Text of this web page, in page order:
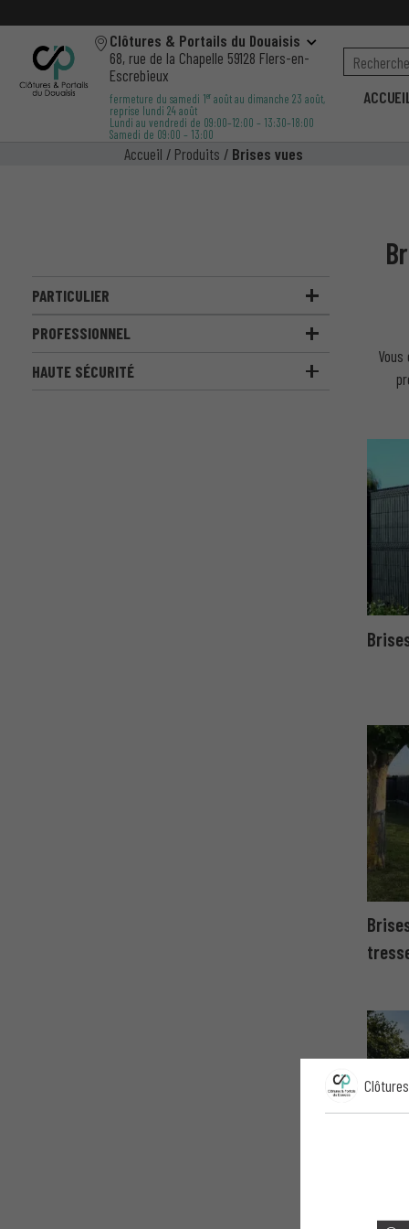
Clôtures & Portails du Douaisis
68, rue de la Chapelle 59128 Flers-en-
Escrebieux
fermeture du samedi 1eraoût au dimanche 23 août,
reprise lundi 24 août
Lundi au vendredi de 09:00–12:00 – 13:30–18:00
Samedi de 09:00 – 13:00
ACCUEIL
Accueil / Produits / Brises vues
PARTICULIER
PROFESSIONNEL
HAUTE SÉCURITÉ